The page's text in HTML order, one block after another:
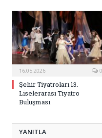
16.05.2026 0
Şehir Tiyatroları 13.
Liselerarası Tiyatro
Buluşması
YANITLA